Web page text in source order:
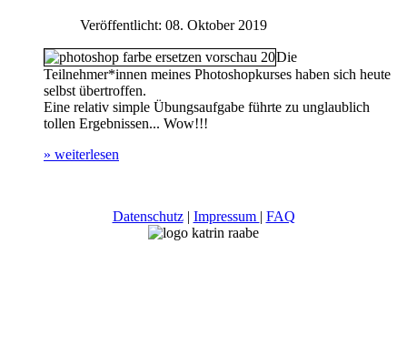
Veröffentlicht: 08. Oktober 2019
Die
Teilnehmer*innen meines Photoshopkurses haben sich heute
selbst übertroffen.
Eine relativ simple Übungsaufgabe führte zu unglaublich
tollen Ergebnissen... Wow!!!
» weiterlesen
Datenschutz| Impressum | FAQ